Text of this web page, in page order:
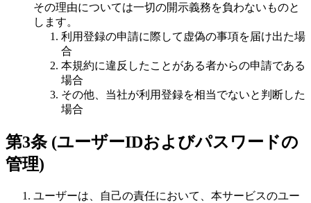
その理由については一切の開示義務を負わないものと
します。
利用登録の申請に際して虚偽の事項を届け出た場
合
本規約に違反したことがある者からの申請である
場合
その他、当社が利用登録を相当でないと判断した
場合
第3条 (ユーザーIDおよびパスワードの
管理)
ユーザーは、自己の責任において、本サービスのユー